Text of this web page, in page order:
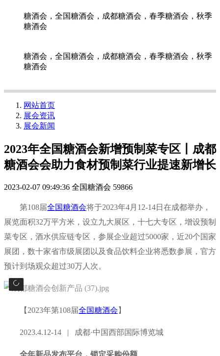
糖酒会，全国糖酒会，成都糖酒会，春季糖酒会，秋季
糖酒会
糖酒会，全国糖酒会，成都糖酒会，春季糖酒会，秋季
糖酒会
网站首页
展会资讯
展会新闻
2023年全国糖酒会新增预制菜专区丨成都
糖酒会会助力食材预制菜行业提速新增长
2023-02-07 09:49:36 全国糖酒会 59866
第108届全国糖酒会将于2023年4月12-14日在成都举办，
展览面积32万平方米，设立九大展区，十七大专区，增设预制
菜专区，酒水供应链专区，参展企业超过5000家，近20个国家
展团，数十家省市级展团以及食品饮料企业将悉数参展，官方
预计到场观众超过30万人次。
【2023年第108届全国糖酒会 】
2023.4.12-14 | 成都·中国西部国际博览城
全年新品发布平台，锁定采购份额